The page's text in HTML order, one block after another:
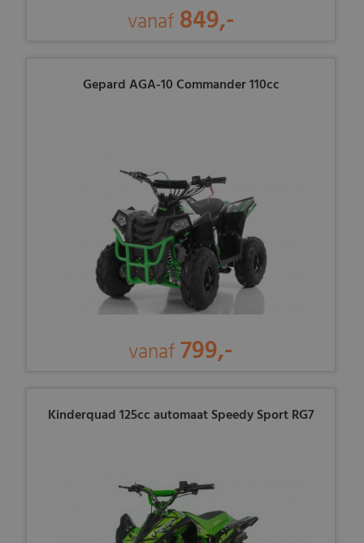
vanaf 849,-
Gepard AGA-10 Commander 110cc
vanaf799,-
Kinderquad 125cc automaat Speedy Sport RG7